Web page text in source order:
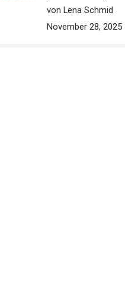
von Lena Schmid
November 28, 2025